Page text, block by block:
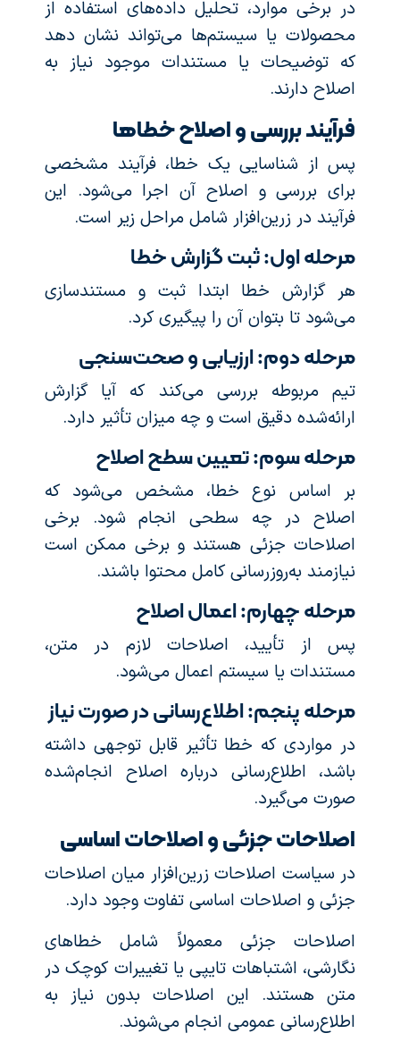
در برخی موارد، تحلیل داده‌های استفاده از
محصولات یا سیستم‌ها می‌تواند نشان دهد
که توضیحات یا مستندات موجود نیاز به
اصلاح دارند.
فرآیند بررسی و اصلاح خطاها
پس از شناسایی یک خطا، فرآیند مشخصی
برای بررسی و اصلاح آن اجرا می‌شود. این
فرآیند در زرین‌افزار شامل مراحل زیر است.
مرحله اول: ثبت گزارش خطا
هر گزارش خطا ابتدا ثبت و مستندسازی
می‌شود تا بتوان آن را پیگیری کرد.
مرحله دوم: ارزیابی و صحت‌سنجی
تیم مربوطه بررسی می‌کند که آیا گزارش
ارائه‌شده دقیق است و چه میزان تأثیر دارد.
مرحله سوم: تعیین سطح اصلاح
بر اساس نوع خطا، مشخص می‌شود که
اصلاح در چه سطحی انجام شود. برخی
اصلاحات جزئی هستند و برخی ممکن است
نیازمند به‌روزرسانی کامل محتوا باشند.
مرحله چهارم: اعمال اصلاح
پس از تأیید، اصلاحات لازم در متن،
مستندات یا سیستم اعمال می‌شود.
مرحله پنجم: اطلاع‌رسانی در صورت نیاز
در مواردی که خطا تأثیر قابل توجهی داشته
باشد، اطلاع‌رسانی درباره اصلاح انجام‌شده
صورت می‌گیرد.
اصلاحات جزئی و اصلاحات اساسی
در سیاست اصلاحات زرین‌افزار میان اصلاحات
جزئی و اصلاحات اساسی تفاوت وجود دارد.
اصلاحات جزئی معمولاً شامل خطاهای
نگارشی، اشتباهات تایپی یا تغییرات کوچک در
متن هستند. این اصلاحات بدون نیاز به
اطلاع‌رسانی عمومی انجام می‌شوند.